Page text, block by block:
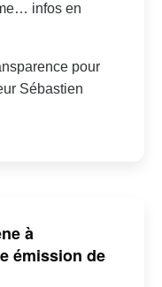
infos en
pour
Sébastien
à
émission de